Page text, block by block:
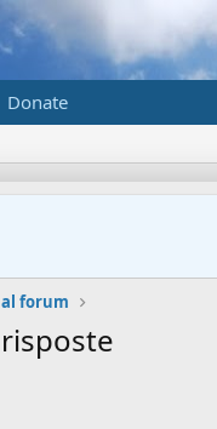
Donate
forum